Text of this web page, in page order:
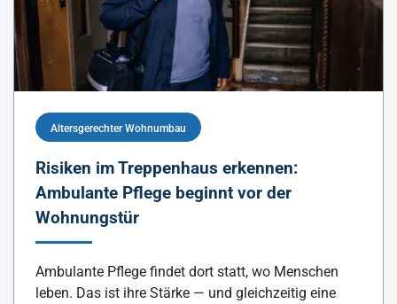
Altersgerechter Wohnumbau
Risiken im Treppenhaus erkennen:
Ambulante Pflege beginnt vor der
Wohnungstür
Ambulante Pflege findet dort statt, wo Menschen
leben. Das ist ihre Stärke — und gleichzeitig eine